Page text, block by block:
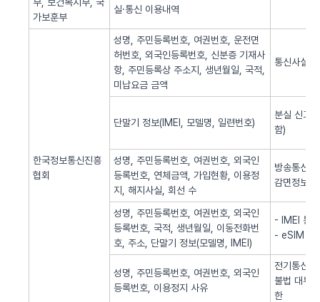
가보훈부
실·통신 이용내역
한국정보통신진흥
협회
성명, 주민등록번호, 여권번호, 운전면
허번호, 외국인등록번호, 신분증 기재사
항, 주민등록상 주소지, 생년월일, 국적,
미납요금 금액
통신사실
단말기 정보(IMEI, 모델명, 일련번호)
분실 신고
함)
성명, 주민등록번호, 여권번호, 외국인
등록번호, 연체금액, 가입현황, 이용정
지, 해지사실, 회선 수
방송통신
감면정보
성명, 주민등록번호, 여권번호, 외국인
등록번호, 국적, 생년월일, 이동전화번
호, 주소, 단말기 정보(모델명, IMEI)
- IMEI 통
- eSIM 동
성명, 주민등록번호, 여권번호, 외국인
등록번호, 이용정지 사유
전기통신
불법 대부
한